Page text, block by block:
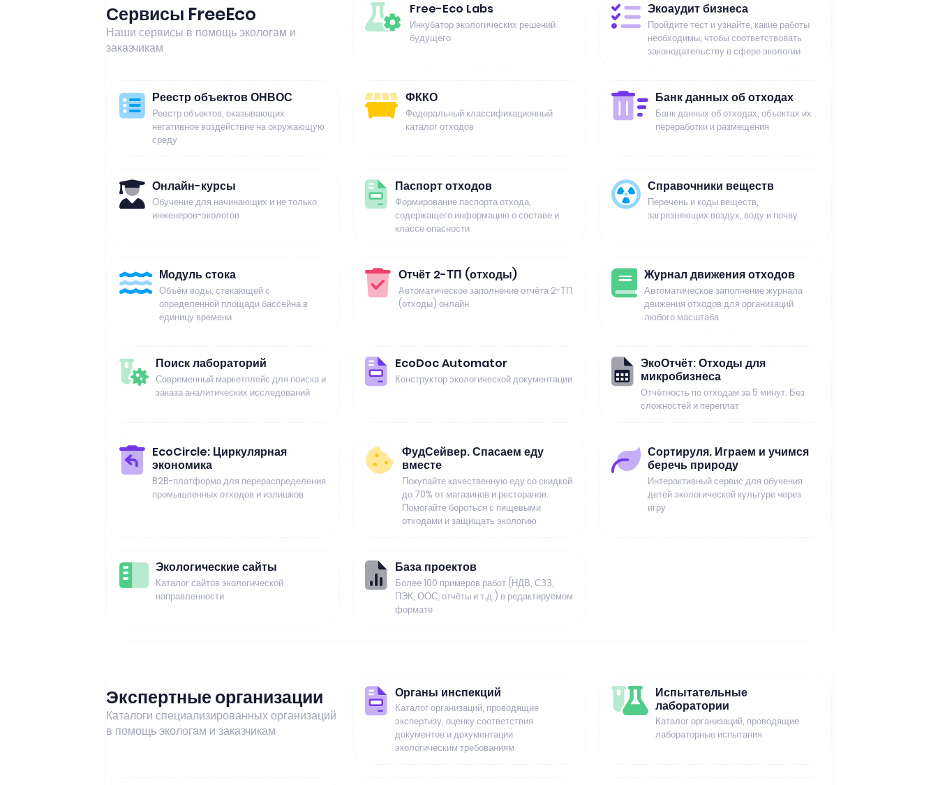
Сервисы FreeEco
Наши сервисы в помощь экологам и
заказчикам
Free-Eco Labs
Инкубатор экологических решений
будущего
Экоаудит бизнеса
Пройдите тест и узнайте, какие работы
необходимы, чтобы соответствовать
законодательству в сфере экологии
Реестр объектов ОНВОС
Реестр объектов, оказывающих
негативное воздействие на окружающую
среду
ФККО
Федеральный классификационный
каталог отходов
Банк данных об отходах
Банк данных об отходах, объектах их
переработки и размещения
Онлайн-курсы
Обучение для начинающих и не только
инженеров-экологов
Паспорт отходов
Формирование паспорта отхода,
содержащего информацию о составе и
классе опасности
Справочники веществ
Перечень и коды веществ,
загрязняющих воздух, воду и почву
Модуль стока
Объём воды, стекающей с
определенной площади бассейна в
единицу времени
Отчёт 2-ТП (отходы)
Автоматическое заполнение отчёта 2-ТП
(отходы) онлайн
Журнал движения отходов
Автоматическое заполнение журнала
движения отходов для организаций
любого масштаба
Поиск лабораторий
Современный маркетплейс для поиска и
заказа аналитических исследований
EcoDoc Automator
Конструктор экологической документации
ЭкоОтчёт: Отходы для
микробизнеса
Отчётность по отходам за 5 минут. Без
сложностей и переплат
EcoCircle: Циркулярная
экономика
B2B-платформа для перераспределения
промышленных отходов и излишков
ФудСейвер. Спасаем еду
вместе
Покупайте качественную еду со скидкой
до 70% от магазинов и ресторанов.
Помогайте бороться с пищевыми
отходами и защищать экологию
Сортируля. Играем и учимся
беречь природу
Интерактивный сервис для обучения
детей экологической культуре через
игру
Экологические сайты
Каталог сайтов экологической
направленности
База проектов
Более 100 примеров работ (НДВ, СЗЗ,
ПЭК, ООС, отчёты и т.д.) в редактируемом
формате
Экспертные организации
Каталоги специализированных организаций
в помощь экологам и заказчикам
Органы инспекций
Каталог организаций, проводящие
экспертизу, оценку соответствия
документов и документации
экологическим требованиям
Испытательные
лаборатории
Каталог организаций, проводящие
лабораторные испытания